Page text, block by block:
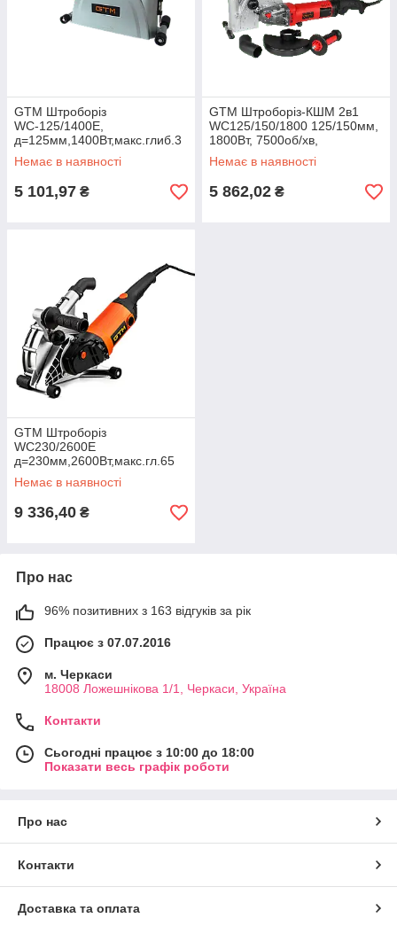
GTM Штроборіз
WС-125/1400E,
д=125мм,1400Вт,макс.глиб.3
0мм, 9500об.
Немає в наявності
5 101,97 ₴
GTM Штроборіз-КШМ 2в1
WC125/150/1800 125/150мм,
1800Вт, 7500об/хв,
штроба-35/30мм, плавний
пуск
Немає в наявності
5 862,02 ₴
GTM Штроборіз
WC230/2600E
д=230мм,2600Вт,макс.гл.65
мм,6600об.
Немає в наявності
9 336,40 ₴
Про нас
96% позитивних з 163 відгуків за рік
Працює з 07.07.2016
м. Черкаси
18008 Ложешнікова 1/1, Черкаси, Україна
Контакти
Сьогодні працює з 10:00 до 18:00
Показати весь графік роботи
Про нас
Контакти
Доставка та оплата